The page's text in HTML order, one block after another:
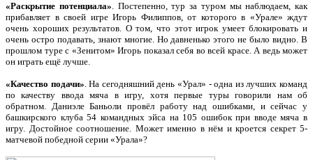
«Раскрытие потенциала». Постепенно, тур за туром мы наблюдаем, как
прибавляет в своей игре Игорь Филиппов, от которого в «Урале» ждут
очень хороших результатов. О том, что этот игрок умеет блокировать и
очень остро подавать, знают многие. Но давненько этого не было видно. В
прошлом туре с «Зенитом» Игорь показал себя во всей красе. А ведь может
он играть ещё лучше.
«Качество подачи». На сегодняшний день «Урал» - одна из лучших команд
по качеству ввода мяча в игру, хотя первые туры говорили нам об
обратном. Даниэле Баньоли провёл работу над ошибками, и сейчас у
башкирского клуба 54 командных эйса на 105 ошибок при вводе мяча в
игру. Достойное соотношение. Может именно в нём и кроется секрет 5-
матчевой победной серии «Урала»?